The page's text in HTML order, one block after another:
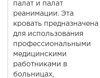
палат и палат
реанимации. Эта
кровать предназначена
для использования
профессиональными
медицинскими
работниками в
больницах,